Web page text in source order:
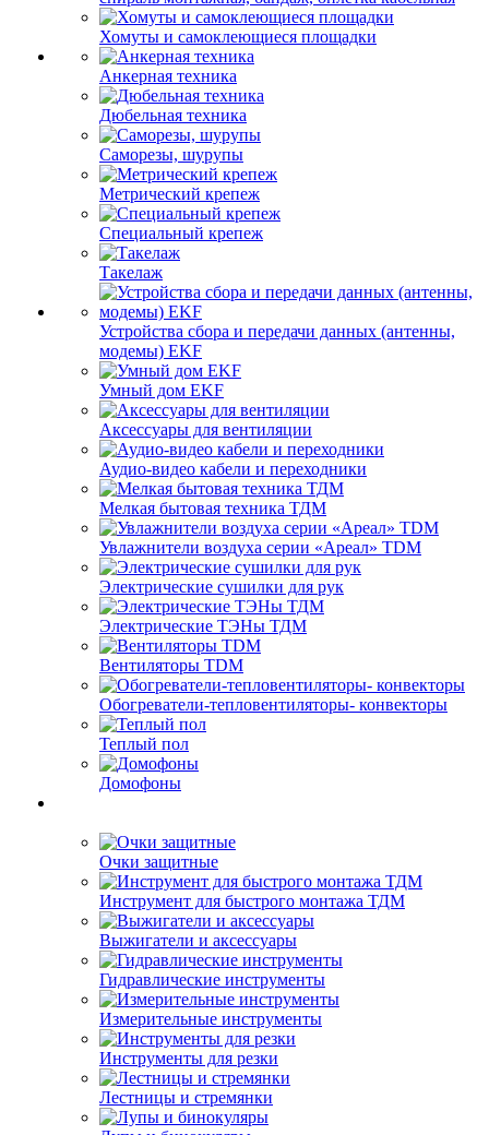
Хомуты и самоклеющиеся площадки
Анкерная техника
Дюбельная техника
Саморезы, шурупы
Метрический крепеж
Специальный крепеж
Такелаж
Устройства сбора и передачи данных (антенны,
модемы) EKF
Умный дом EKF
Аксессуары для вентиляции
Аудио-видео кабели и переходники
Мелкая бытовая техника ТДМ
Увлажнители воздуха серии «Ареал» TDM
Электрические сушилки для рук
Электрические ТЭНы ТДМ
Вентиляторы TDM
Обогреватели-тепловентиляторы- конвекторы
Теплый пол
Домофоны
Очки защитные
Инструмент для быстрого монтажа ТДМ
Выжигатели и аксессуары
Гидравлические инструменты
Измерительные инструменты
Инструменты для резки
Лестницы и стремянки